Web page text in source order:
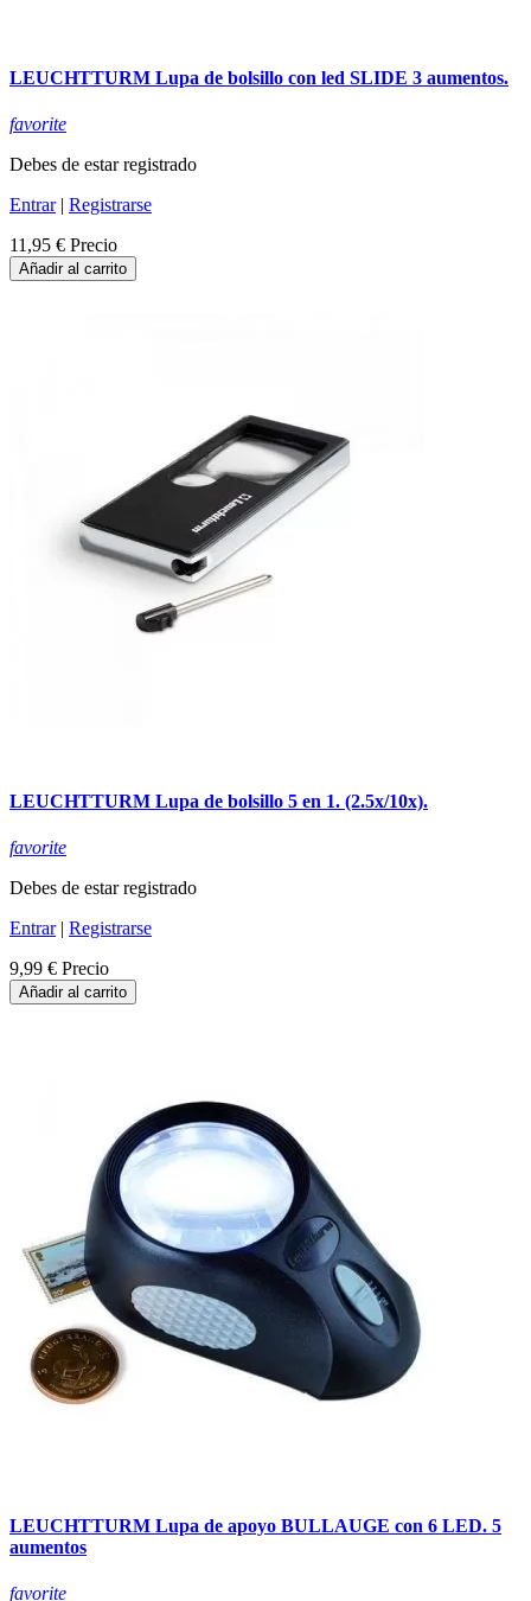
LEUCHTTURM Lupa de bolsillo con led SLIDE 3 aumentos.
favorite
Debes de estar registrado
Entrar| Registrarse
11,95 € Precio
Añadir al carrito
LEUCHTTURM Lupa de bolsillo 5 en 1. (2.5x/10x).
favorite
Debes de estar registrado
Entrar| Registrarse
9,99 € Precio
Añadir al carrito
LEUCHTTURM Lupa de apoyo BULLAUGE con 6 LED. 5
aumentos
favorite